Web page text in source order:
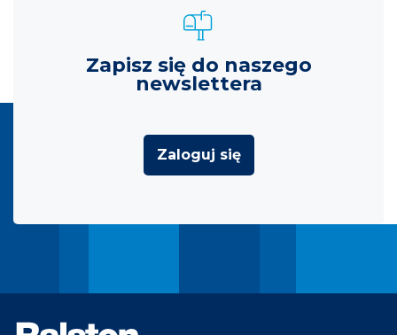
Zapisz się do naszego
newslettera
Zaloguj się